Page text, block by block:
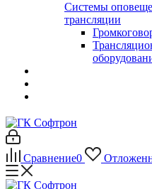
Системы
трансляции
Сравнение0